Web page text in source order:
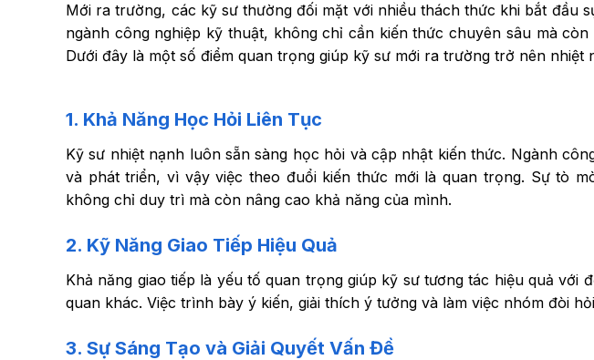
Mới ra trường, các kỹ sư thường đối mặt với nhiều thách thức khi bắt đầu
ngành công nghiệp kỹ thuật, không chỉ cần kiến thức chuyên sâu mà
Dưới đây là một số điểm quan trọng giúp kỹ sư mới ra trường trở nên nhiệt
1. Khả Năng Học Hỏi Liên Tục
Kỹ sư nhiệt nạnh luôn sẵn sàng học hỏi và cập nhật kiến thức. Ngành
và phát triển, vì vậy việc theo đuổi kiến thức mới là quan trọng. Sự tò
không chỉ duy trì mà còn nâng cao khả năng của mình.
2. Kỹ Năng Giao Tiếp Hiệu Quả
Khả năng giao tiếp là yếu tố quan trọng giúp kỹ sư tương tác hiệu quả với
quan khác. Việc trình bày ý kiến, giải thích ý tưởng và làm việc nhóm đòi
3. Sự Sáng Tạo và Giải Quyết Vấn Đề